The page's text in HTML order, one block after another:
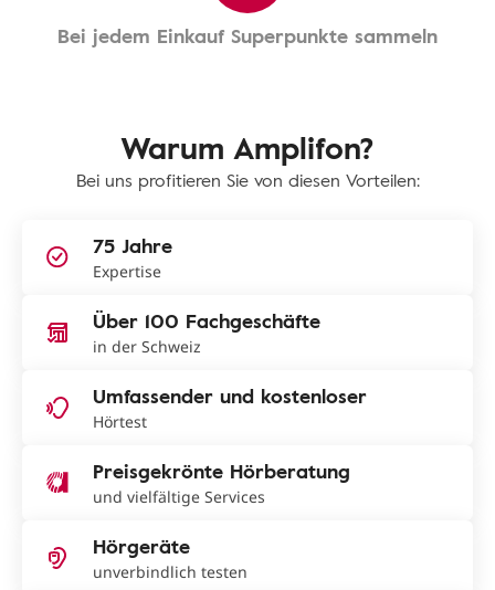
Bei jedem Einkauf Superpunkte sammeln
Warum Amplifon?
Bei uns profitieren Sie von diesen Vorteilen:
75 Jahre
Expertise
Über 100 Fachgeschäfte
in der Schweiz
Umfassender und kostenloser
Hörtest
Preisgekrönte Hörberatung
und vielfältige Services
Hörgeräte
unverbindlich testen